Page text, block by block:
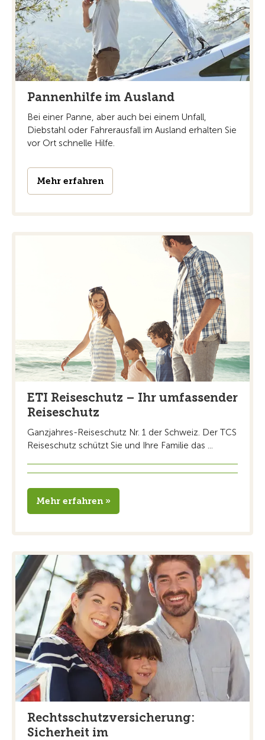
Pannenhilfe im Ausland
Bei einer Panne, aber auch bei einem Unfall,
Diebstahl oder Fahrerausfall im Ausland erhalten Sie
vor Ort schnelle Hilfe.
Mehr erfahren
ETI Reiseschutz – Ihr umfassender
Reiseschutz
Ganzjahres-Reiseschutz Nr. 1 der Schweiz. Der TCS
Reiseschutz schützt Sie und Ihre Familie das ...
Mehr erfahren »
Rechtsschutzversicherung:
Sicherheit im